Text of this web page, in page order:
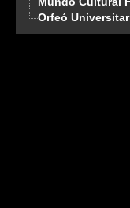
Orfeó